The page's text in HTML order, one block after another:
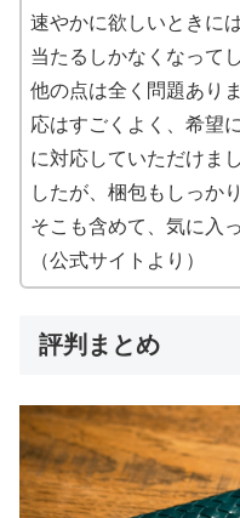
速やかに欲しいときに
当たるしかなくなって
他の点は全く問題あり
応はすごくよく、希望
に対応していただけま
したが、梱包もしっか
そこも含めて、気に入
（公式サイトより）
評判まとめ